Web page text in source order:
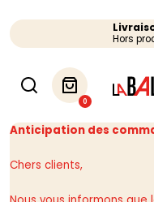
Hors
0
Anticipation des
Chers clients,